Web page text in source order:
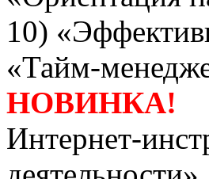
10)
«Тайм-
НОВИНКА!
Интернет-